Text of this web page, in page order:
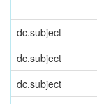
dc.subject
dc.subject
dc.subject